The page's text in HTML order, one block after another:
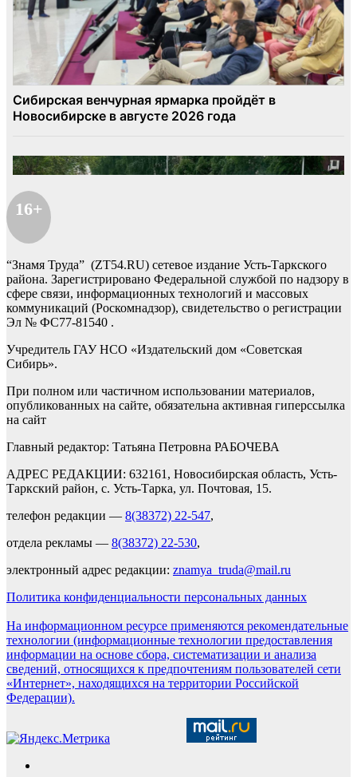
16+
“Знамя Труда” (ZT54.RU) сетевое издание Усть-Таркского
района. Зарегистрировано Федеральной службой по надзору в
сфере связи, информационных технологий и массовых
коммуникаций (Роскомнадзор), свидетельство о регистрации
Эл № ФС77-81540 .
Учредитель ГАУ НСО «Издательский дом «Советская
Сибирь».
При полном или частичном использовании материалов,
опубликованных на сайте, обязательна активная гиперссылка
на сайт
Главный редактор: Татьяна Петровна РАБОЧЕВА
АДРЕС РЕДАКЦИИ: 632161, Новосибирская область, Усть-
Таркский район, с. Усть-Тарка, ул. Почтовая, 15.
телефон редакции — 8(38372) 22-547,
отдела рекламы — 8(38372) 22-530,
электронный адрес редакции: znamya_truda@mail.ru
Политика конфиденциальности персональных данных
На информационном ресурсе применяются рекомендательные
технологии (информационные технологии предоставления
информации на основе сбора, систематизации и анализа
сведений, относящихся к предпочтениям пользователей сети
«Интернет», находящихся на территории Российской
Федерации).